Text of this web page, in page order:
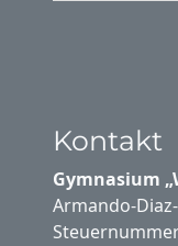
Kontakt
Gymnasium
Armando-